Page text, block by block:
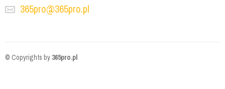
365pro@365pro.pl
© Copyrights by 365pro.pl